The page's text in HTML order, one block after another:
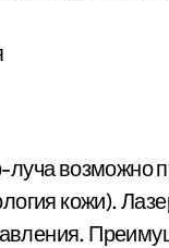
возможно
кожи).